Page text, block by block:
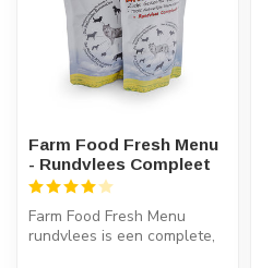
Farm Food Fresh Menu
- Rundvlees Compleet
Farm Food Fresh Menu
rundvlees is een complete,